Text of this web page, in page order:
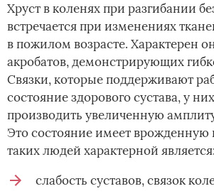
Хруст в коленях при разгибании
встречается при изменениях
в пожилом возрасте. Характерен
акробатов, демонстрирующих
Связки, которые поддерживают
состояние здорового сустава, у
производить увеличенную
Это состояние имеет врожденную
таких людей характерной является:
слабость суставов, связок